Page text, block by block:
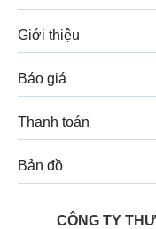
Giới thiệu
Báo giá
Thanh toán
Bản đồ
CÔNG TY